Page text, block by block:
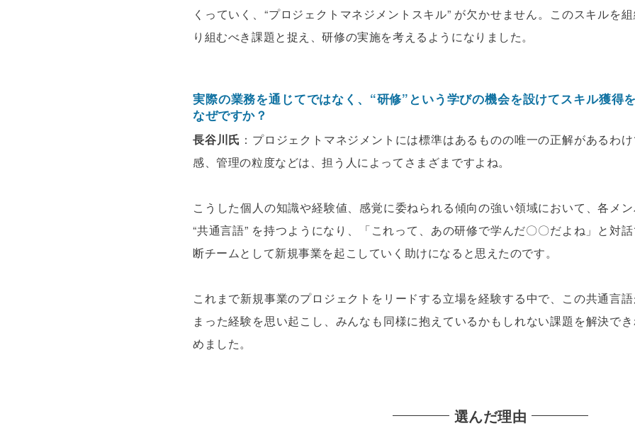
くっていく、“プロジェクトマネジメントスキル” が欠かせません。このスキルを
り組むべき課題と捉え、研修の実施を考えるようになりました。
実際の業務を通じてではなく、“研修”という学びの機会を設けてスキル獲得
なぜですか？
長谷川氏 ：プロジェクトマネジメントには標準はあるものの唯一の正解があるわ
感、管理の粒度などは、担う人によってさまざまですよね。
こうした個人の知識や経験値、感覚に委ねられる傾向の強い領域において、各メ
“共通言語” を持つようになり、「これって、あの研修で学んだ〇〇だよね」と対
断チームとして新規事業を起こしていく助けになると思えたのです。
これまで新規事業のプロジェクトをリードする立場を経験する中で、この共通言
まった経験を思い起こし、みんなも同様に抱えているかもしれない課題を解決で
めました。
選んだ理由